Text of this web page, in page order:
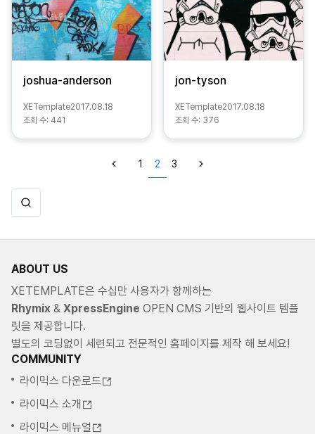
joshua-anderson
XETemplate2017.08.18
조회 수: 441
jon-tyson
XETemplate2017.08.18
조회 수: 376
1 2 3
ABOUT US
XETEMPLATE은 수십만 사용자가 함께하는
Rhymix & XpressEngine OPEN CMS 기반의 웹사이트 템플
릿을 제공합니다.
별도의 코딩없이 세련되고 전문적인 홈페이지를 제작 해 보세요!
COMMUNITY
라이믹스 다운로드
라이믹스 소개
라이믹스 메뉴얼